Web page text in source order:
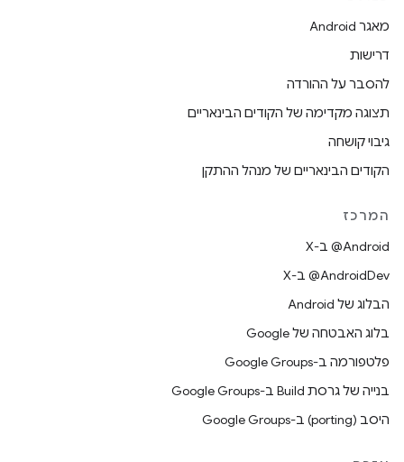
מאגר Android
דרישות
להסבר על ההורדה
תצוגה מקדימה של הקודים הבינאריים
גיבוי קושחה
הקודים הבינאריים של מנהל ההתקן
המרכז
‫‎@Android ב-X
‫‎@AndroidDev ב-X
הבלוג של Android
בלוג האבטחה של Google
פלטפורמה ב-Google Groups
בנייה של גרסת Build ב-Google Groups
היסב (porting) ב-Google Groups